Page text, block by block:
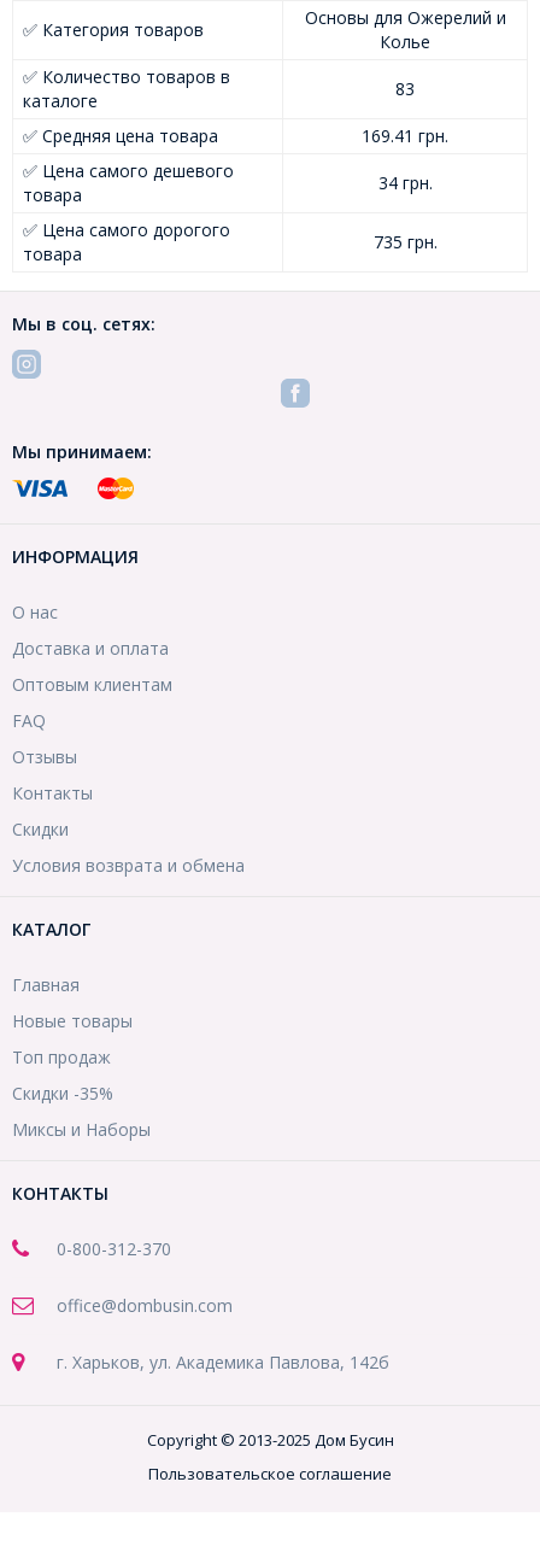
✅ Категория товаров
Основы для Ожерелий и
Колье
✅ Количество товаров в
каталоге
83
✅ Средняя цена товара
169.41 грн.
✅ Цена самого дешевого
товара
34 грн.
✅ Цена самого дорогого
товара
735 грн.
Мы в соц. сетях:
Мы принимаем:
ИНФОРМАЦИЯ
О нас
Доставка и оплата
Оптовым клиентам
FAQ
Отзывы
Контакты
Скидки
Условия возврата и обмена
КАТАЛОГ
Главная
Новые товары
Топ продаж
Скидки -35%
Миксы и Наборы
КОНТАКТЫ
0-800-312-370
office@dombusin.com
г. Харьков, ул. Академика Павлова, 142б
Copyright © 2013-2025 Дом Бусин
Пользовательское соглашение